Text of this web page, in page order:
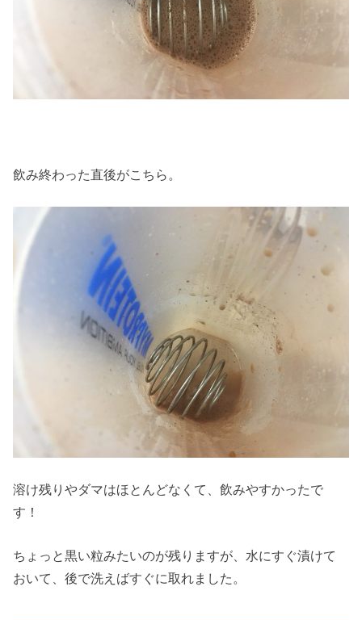
飲み終わった直後がこちら。
溶け残りやダマはほとんどなくて、飲みやすかったで
す！
ちょっと黒い粒みたいのが残りますが、水にすぐ漬けて
おいて、後で洗えばすぐに取れました。